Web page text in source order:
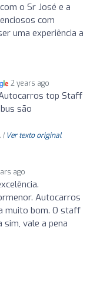
o Sr José e a
com
uma experiência a
2 years ago
top Staff
são
| Ver texto original
ago
Autocarros
muito bom. O staff
vale a pena